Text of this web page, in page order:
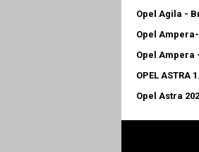
Opel Agila -
Opel
Opel Ampera
OPEL ASTRA
Opel Astra